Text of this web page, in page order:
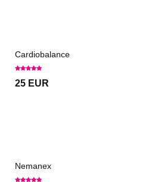
Cardiobalance
25 EUR
Nemanex